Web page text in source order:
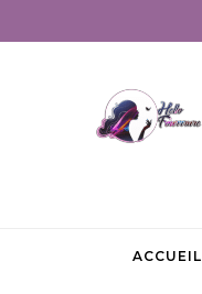
ACCUEIL